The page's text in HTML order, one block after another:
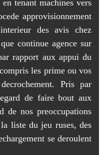
tenant machines vers
approvisionnement
des avis chez
continue agence sur
rapport aux appui du
les prime ou vos
Pris par
de faire bout aux
de nos preoccupations
liste du jeu ruses, des
se deroulent